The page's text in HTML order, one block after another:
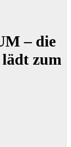
– die
zum